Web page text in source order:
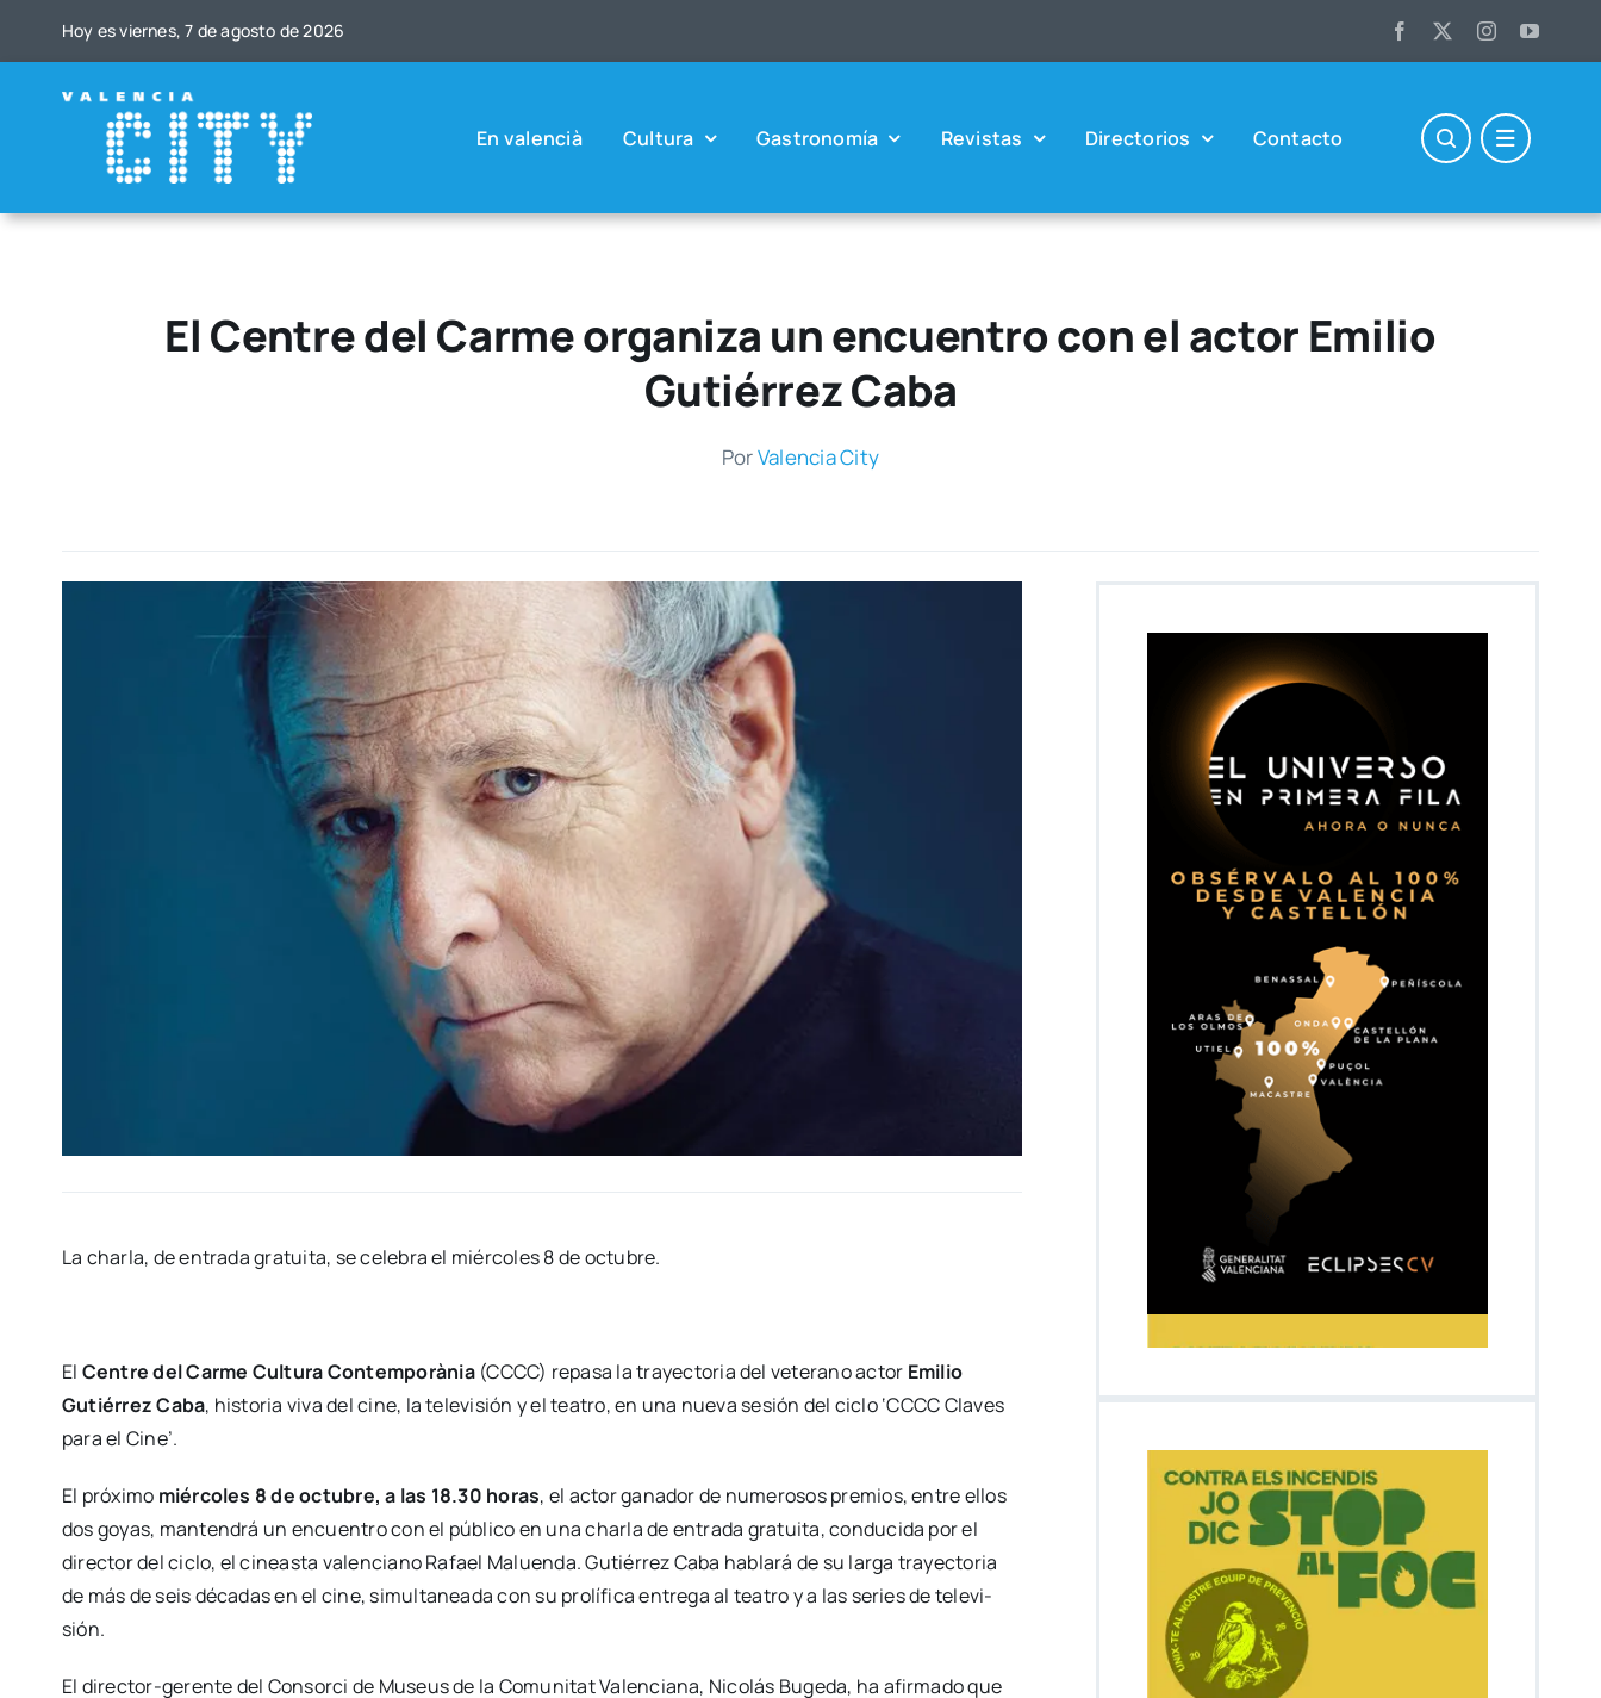
Hoy es vier­nes, 7 de agos­to de 2026
En valen­cià Cul­tu­ra Gas­tro­no­mía Revis­tas Direc­to­rios Con­tac­to
El Centre del Carme organiza un encuentro con el actor Emilio
Gutiérrez Caba
PorValen­cia City
La char­la, de entra­da gra­tui­ta, se cele­bra el miér­co­les 8 de octu­bre.
El Cen­tre del Car­me Cul­tu­ra Con­tem­po­rà­nia(CCCC) repa­sa la tra­yec­to­ria del vete­rano actor Emi­lio
Gutié­rrez Caba, his­to­ria viva del cine, la tele­vi­sión y el tea­tro, en una nue­va sesión del ciclo ‘CCCC Cla­ves
para el Cine’.
El pró­xi­mo miér­co­les 8 de octu­bre, a las 18.30 horas, el actor gana­dor de nume­ro­sos pre­mios, entre ellos
dos goyas, man­ten­drá un encuen­tro con el públi­co en una char­la de entra­da gra­tui­ta, con­du­ci­da por el
direc­tor del ciclo, el cineas­ta valen­ciano Rafael Maluen­da. Gutié­rrez Caba habla­rá de su lar­ga tra­yec­to­ria
de más de seis déca­das en el cine, simul­ta­nea­da con su pro­lí­fi­ca entre­ga al tea­tro y a las series de tele­vi­
sión.
El dire­c­­tor-gere­n­­te del Con­sor­ci de Museus de la Comu­ni­tat Valen­cia­na, Nico­lás Buge­da, ha afir­ma­do que